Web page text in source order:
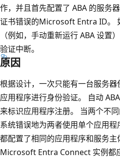
作，并且首先配置了 ABA 的服务
证书错误的Microsoft Entra ID。
（例如，手动重新运行 ABA 设置
验证中断。
原因
根据设计，一次只能有一台服务
应用程序进行身份验证。 自动
来标识应用程序注册。 当两个不
系统错误地为两者使用单个应用
都配置了相同的应用程序和服务
Microsoft Entra Connect 实例都